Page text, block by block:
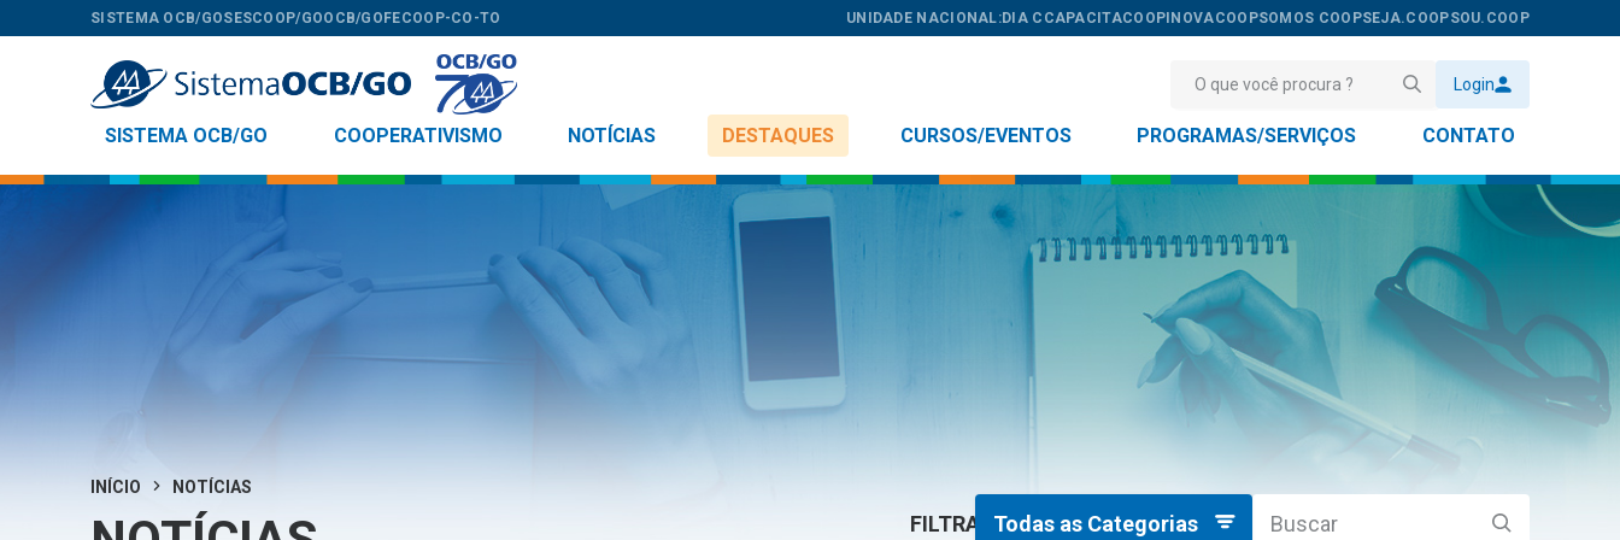
SISTEMA OCB/GOSESCOOP/GOOCB/GOFECOOP-CO-TO UNIDADE NACIONAL:DIA C CAPACITACOOPINOVACOOPSOMOS COOPSEJA.COOPSOU.COOP
Login
SISTEMA OCB/GO COOPERATIVISMO NOTÍCIAS DESTAQUES CURSOS/EVENTOS PROGRAMAS/SERVIÇOS CONTATO
INÍCIO NOTÍCIAS
FILTRAR:Todas as Categorias